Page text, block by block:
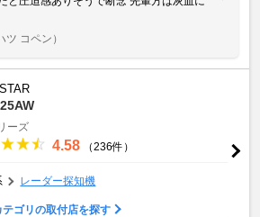
ツ コペン）
ーズ
4.58 （236件）
レーダー探知機
テゴリの取付店を探す